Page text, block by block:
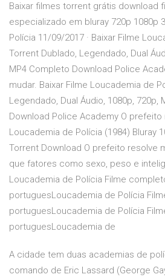
Baixar filmes torrent grátis download
especializado em bluray 720p 1080p
Polícia 11/09/2017 · Baixar Filme
Torrent Dublado, Legendado, Dual
MP4 Completo Download Police
mudar. Baixar Filme Loucademia de
Legendado, Dual Áudio, 1080p, 720p,
Download Police Academy O prefeito
Loucademia de Polícia (1984) Bluray
Torrent Download O prefeito resolve
que fatores como sexo, peso e
Loucademia de Polícia Filme
portuguesLoucademia de Polícia
portuguesLoucademia de Polícia
portuguesLoucademia de
A cidade tem duas academias de
comando de Eric Lassard (George